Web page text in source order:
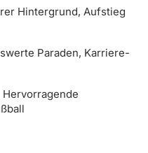
Hintergrund, Aufstieg
Paraden, Karriere-